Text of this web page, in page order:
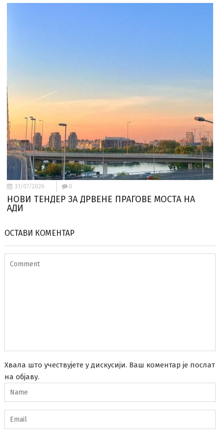
31/07/2026 0
НОВИ ТЕНДЕР ЗА ДРВЕНЕ ПРАГОВЕ МОСТА НА
АДИ
ОСТАВИ КОМЕНТАР
Хвала што учествујете у дискусији. Ваш коментар је послат
на објаву.